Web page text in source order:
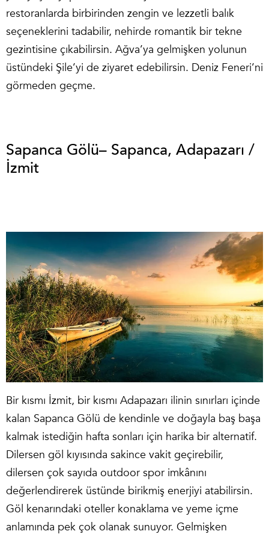
restoranlarda birbirinden zengin ve lezzetli balık
seçeneklerini tadabilir, nehirde romantik bir tekne
gezintisine çıkabilirsin. Ağva’ya gelmişken yolunun
üstündeki Şile’yi de ziyaret edebilirsin. Deniz Feneri’ni
görmeden geçme.
Sapanca Gölü– Sapanca, Adapazarı /
İzmit
Bir kısmı İzmit, bir kısmı Adapazarı ilinin sınırları içinde
kalan Sapanca Gölü de kendinle ve doğayla baş başa
kalmak istediğin hafta sonları için harika bir alternatif.
Dilersen göl kıyısında sakince vakit geçirebilir,
dilersen çok sayıda outdoor spor imkânını
değerlendirerek üstünde birikmiş enerjiyi atabilirsin.
Göl kenarındaki oteller konaklama ve yeme içme
anlamında pek çok olanak sunuyor. Gelmişken